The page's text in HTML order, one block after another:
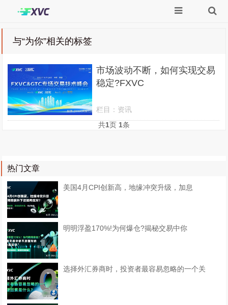
与“为你”相关的标签
市场波动不断，如何实现交易
稳定?FXVC
栏目： 资讯
共1页 1条
热门文章
美国4月CPI创新高，地缘冲突升级，加息
明明浮盈170%!为何爆仓?揭秘交易中你
选择外汇券商时，投资者最容易忽略的一个关